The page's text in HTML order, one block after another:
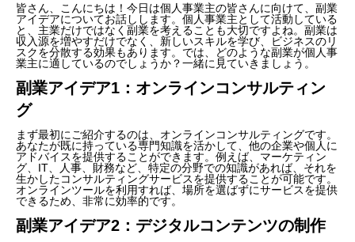
皆さん、こんにちは！今日は個人事業主の皆さんに向けて、副業
アイデアについてお話しします。個人事業主として活動している
と、主業だけではなく副業を考えることも大切ですよね。副業は
収入源を増やすだけでなく、新しいスキルを学び、ビジネスのリ
スクを分散する効果もあります。では、どのような副業が個人事
業主に適しているのでしょうか？一緒に見ていきましょう。
副業アイデア1：オンラインコンサルティン
グ
まず最初にご紹介するのは、オンラインコンサルティングです。
あなたが既に持っている専門知識を活かして、他の企業や個人に
アドバイスを提供することができます。例えば、マーケティン
グ、IT、人事、財務など、特定の分野での知識があれば、それを
生かしたコンサルティングサービスを提供することが可能です。
オンラインツールを利用すれば、場所を選ばずにサービスを提供
できるため、非常に効率的です。
副業アイデア2：デジタルコンテンツの制作